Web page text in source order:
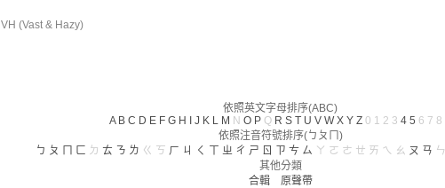
VH (Vast & Hazy)
依照英文字母排序(ABC)
A B C D E F G H J K L M N O P Q R S T U V W X Y Z 0 1 2 3 4 5 6 7 8
依照注音符號排序(ㄅㄆㄇ)
ㄅ ㄆ ㄈ ㄉ ㄊ ㄋ ㄌ ㄍ ㄎ ㄏ ㄐ ㄑ ㄓ ㄔ ㄕ ㄖ ㄗ ㄘ ㄙ ㄚ ㄛ ㄜ ㄝ ㄞ ㄟ ㄠ ㄡ ㄢ ㄣ
其他分類
合輯
原聲帶